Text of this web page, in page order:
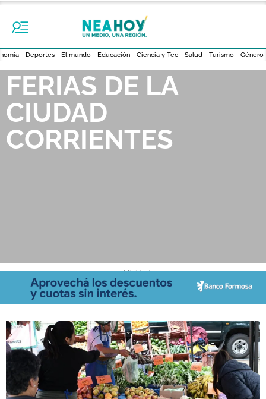
Deportes El mundo Educación Ciencia y Tec Salud Turismo Género
FERIAS DE LA
CIUDAD
CORRIENTES
- Publicidad -
Corrientes confirmó el cronograma semanal de las Ferias de la
Ciudad en plazas y espacios públicos
Mayo 26, 2026